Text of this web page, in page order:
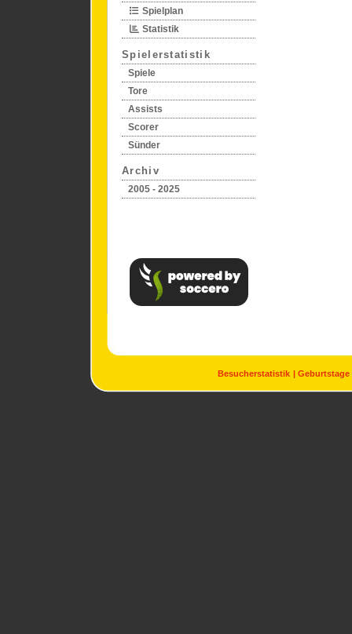
Spielplan
Statistik
Spielerstatistik
Spiele
Tore
Assists
Scorer
Sünder
Archiv
2005 - 2025
Besucherstatistik Geburtstage